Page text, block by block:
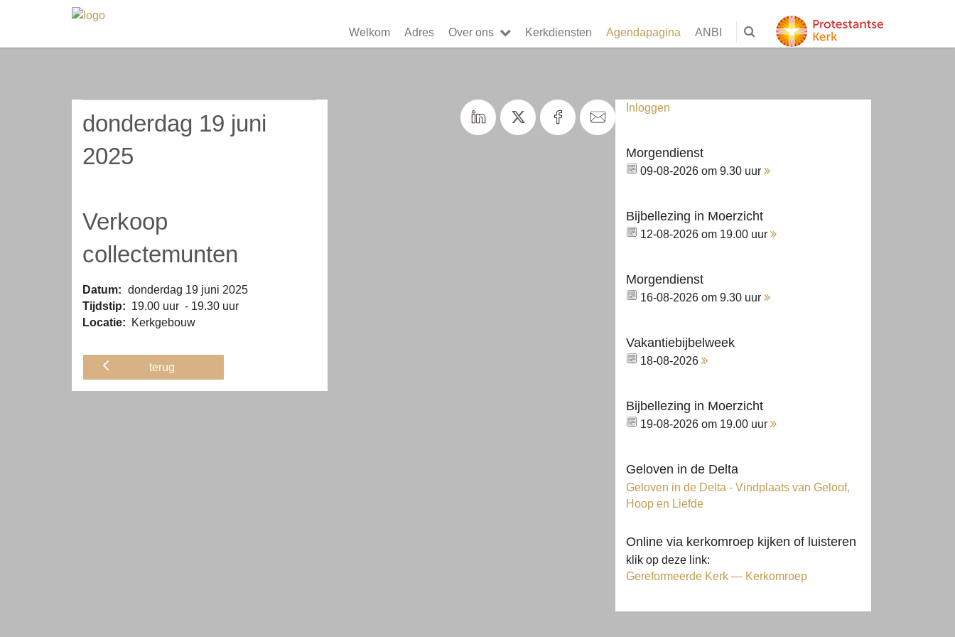
Welkom Adres Over ons Kerkdiensten Agendapagina ANBI
donderdag 19 juni
2025
Verkoop
collectemunten
Datum: donderdag 19 juni 2025
Tijdstip: 19.00 uur - 19.30 uur
Locatie: Kerkgebouw
terug
Inloggen
Morgendienst
09-08-2026 om 9.30 uur
Bijbellezing in Moerzicht
12-08-2026 om 19.00 uur
Morgendienst
16-08-2026 om 9.30 uur
Vakantiebijbelweek
18-08-2026
Bijbellezing in Moerzicht
19-08-2026 om 19.00 uur
Geloven in de Delta
Geloven in de Delta - Vindplaats van Geloof,
Hoop en Liefde
Online via kerkomroep kijken of luisteren
klik op deze link:
Gereformeerde Kerk — Kerkomroep